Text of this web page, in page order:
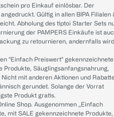
pro Einkauf einlösbar. Der
Gültig in allen BIPA Filialen
Abholung des tiptoi Starter Sets
der PAMPERS Einkäufe ist
zu retournieren, andernfalls wird
"Einfach Preiswert" gekennzeichnete
Produkte, Säuglingsanfangsnahrung,
mit anderen Aktionen und
gerundet. Solange der Vorrat
Produkt gratis.
Shop. Ausgenommen „Einfach
mit SALE gekennzeichnete Produkte,